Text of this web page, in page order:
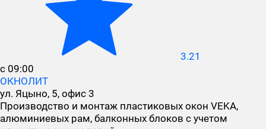
3.21
с 09:00
ОКНОЛИТ
ул. Яцыно, 5, офис 3
Производство и монтаж пластиковых окон VEKA,
алюминиевых рам, балконных блоков с учетом